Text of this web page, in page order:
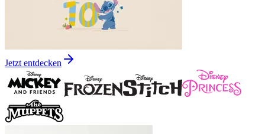
Jetzt entdecken